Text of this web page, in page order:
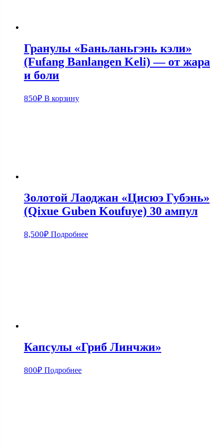
Гранулы «Баньланьгэнь кэли»
(Fufang Banlangen Keli) — от жара
и боли
850₽ В корзину
Золотой Лаоджан «Цисюэ Губэнь»
(Qixue Guben Koufuye) 30 ампул
8,500₽ Подробнее
Капсулы «Гриб Линчжи»
800₽ Подробнее